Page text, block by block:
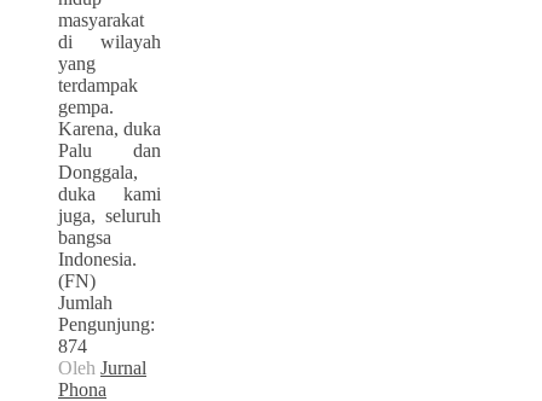
masyarakat
di wilayah
yang
terdampak
gempa.
Karena, duka
Palu dan
Donggala,
duka kami
juga, seluruh
bangsa
Indonesia.
(FN)
Jumlah
Pengunjung:
874
Oleh Jurnal
Phona